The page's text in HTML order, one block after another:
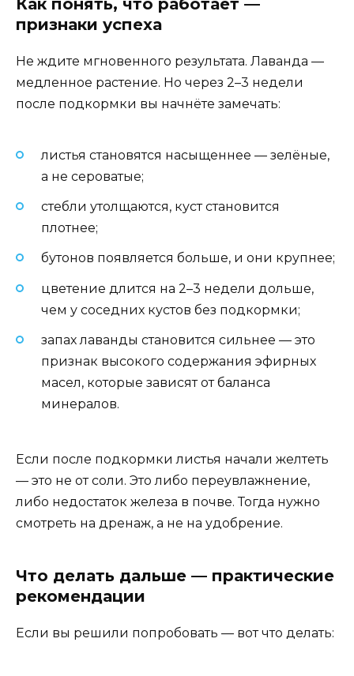
признаки успеха
Не ждите мгновенного результата. Лаванда —
медленное растение. Но через 2–3 недели
после подкормки вы начнёте замечать:
листья становятся насыщеннее — зелёные,
а не сероватые;
стебли утолщаются, куст становится
плотнее;
бутонов появляется больше, и они крупнее;
цветение длится на 2–3 недели дольше,
чем у соседних кустов без подкормки;
запах лаванды становится сильнее — это
признак высокого содержания эфирных
масел, которые зависят от баланса
минералов.
Если после подкормки листья начали желтеть
— это не от соли. Это либо переувлажнение,
либо недостаток железа в почве. Тогда нужно
смотреть на дренаж, а не на удобрение.
Что делать дальше — практические
рекомендации
Если вы решили попробовать — вот что делать: